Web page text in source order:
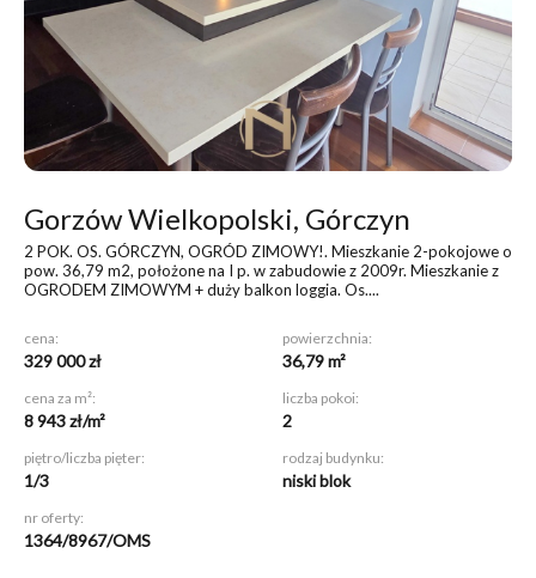
Gorzów Wielkopolski, Górczyn
2 POK. OS. GÓRCZYN, OGRÓD ZIMOWY!. Mieszkanie 2-pokojowe o
pow. 36,79 m2, położone na I p. w zabudowie z 2009r. Mieszkanie z
OGRODEM ZIMOWYM + duży balkon loggia. Os....
cena:
329 000 zł
powierzchnia:
36,79 m²
cena za m²:
8 943 zł/m²
liczba pokoi:
2
piętro/liczba pięter:
1/3
rodzaj budynku:
niski blok
nr oferty:
1364/8967/OMS